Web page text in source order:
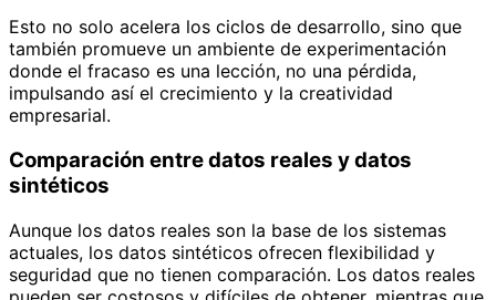
Esto no solo acelera los ciclos de desarrollo, sino que
también promueve un ambiente de experimentación
donde el fracaso es una lección, no una pérdida,
impulsando así el crecimiento y la creatividad
empresarial.
Comparación entre datos reales y datos
sintéticos
Aunque los datos reales son la base de los sistemas
actuales, los datos sintéticos ofrecen flexibilidad y
seguridad que no tienen comparación. Los datos reales